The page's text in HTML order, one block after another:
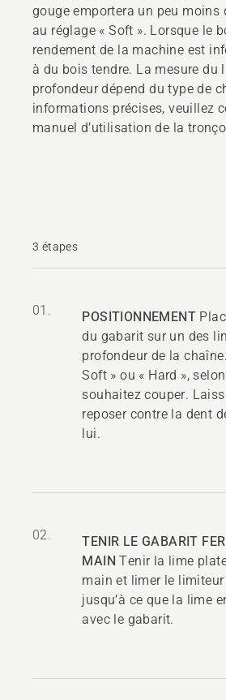
gouge emportera un peu moins
au réglage « Soft ». Lorsque le
rendement de la machine est
à du bois tendre. La mesure du
profondeur dépend du type de
informations précises, veuillez
manuel d’utilisation de la
3 étapes
01. POSITIONNEMENT
du gabarit sur un des
profondeur de la
Soft » ou « Hard »,
souhaitez couper.
reposer contre la dent
lui.
02.
TENIR LE GABARIT
MAINTenir la lime
main et limer le
jusqu’à ce que la lime
avec le gabarit.